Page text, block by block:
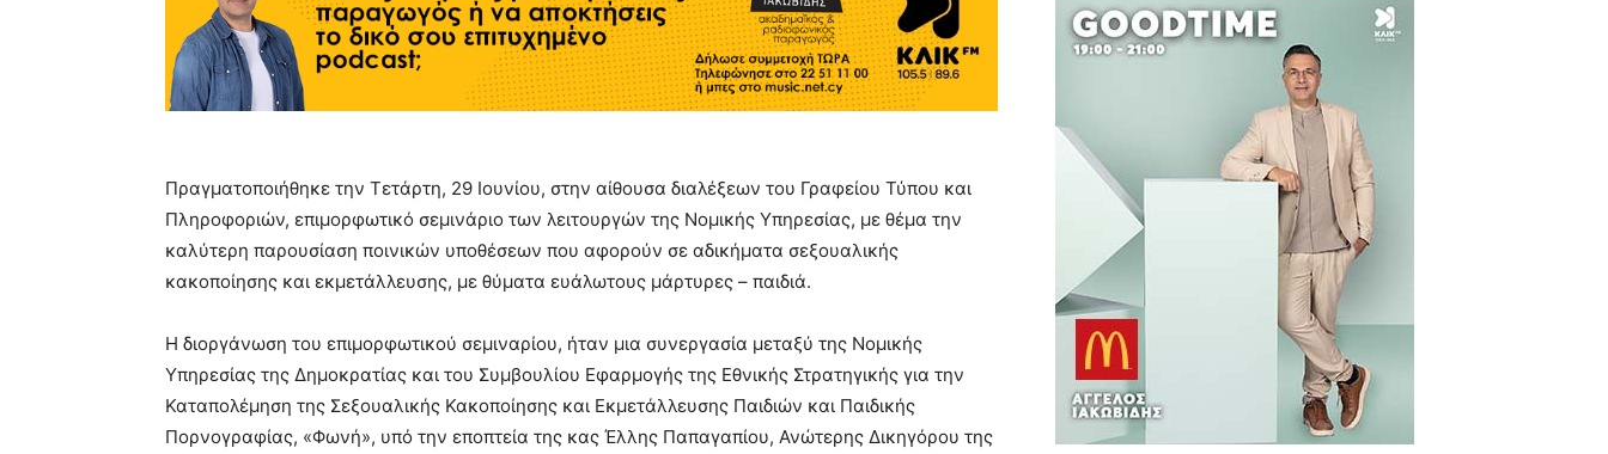
Πραγματοποιήθηκε την Τετάρτη, 29 Ιουνίου, στην αίθουσα διαλέξεων του Γραφείου Τύπου και
Πληροφοριών, επιμορφωτικό σεμινάριο των λειτουργών της Νομικής Υπηρεσίας, με θέμα την
καλύτερη παρουσίαση ποινικών υποθέσεων που αφορούν σε αδικήματα σεξουαλικής
κακοποίησης και εκμετάλλευσης, με θύματα ευάλωτους μάρτυρες – παιδιά.
Η διοργάνωση του επιμορφωτικού σεμιναρίου, ήταν μια συνεργασία μεταξύ της Νομικής
Υπηρεσίας της Δημοκρατίας και του Συμβουλίου Εφαρμογής της Εθνικής Στρατηγικής για την
Καταπολέμηση της Σεξουαλικής Κακοποίησης και Εκμετάλλευσης Παιδιών και Παιδικής
Πορνογραφίας, «Φωνή», υπό την εποπτεία της κας Έλλης Παπαγαπίου, Ανώτερης Δικηγόρου της